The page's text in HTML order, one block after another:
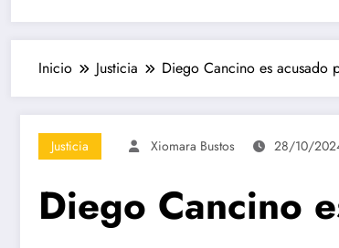
Inicio Justicia Diego Cancino es acusado
Justicia Xiomara Bustos 28/10/
Diego Cancino